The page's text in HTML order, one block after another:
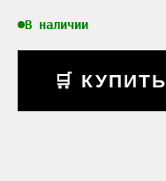
В наличии
🛒 КУПИТЬ